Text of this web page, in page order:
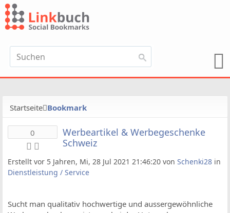
Startseite Bookmark
0
Werbeartikel & Werbegeschenke
Schweiz
Erstellt vor 5 Jahren, Mi, 28 Jul 2021 21:46:20 von Schenki28 in
Dienstleistung / Service
Sucht man qualitativ hochwertige und aussergewöhnliche